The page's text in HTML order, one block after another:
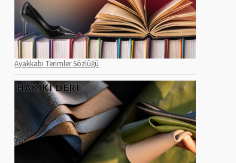
Ayakkabı Terimler Sözlüğü